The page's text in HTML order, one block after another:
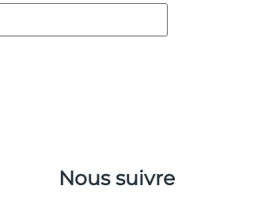
Nous suivre